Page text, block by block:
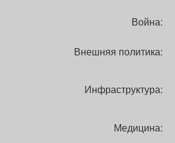
Война:
Внешняя политика:
Инфраструктура:
Медицина: